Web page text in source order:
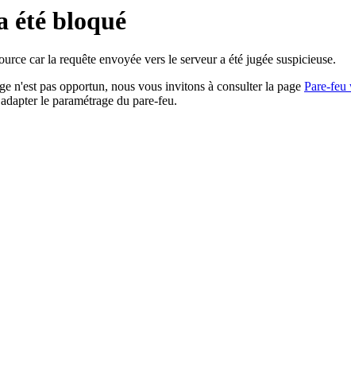
été bloqué
car la requête envoyée vers le serveur a été jugée suspicieuse.
n'est pas opportun, nous vous invitons à consulter la page Pare-feu
le paramétrage du pare-feu.